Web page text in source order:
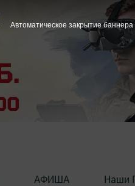
АФИША Наши
Автоматическое закрытие баннера